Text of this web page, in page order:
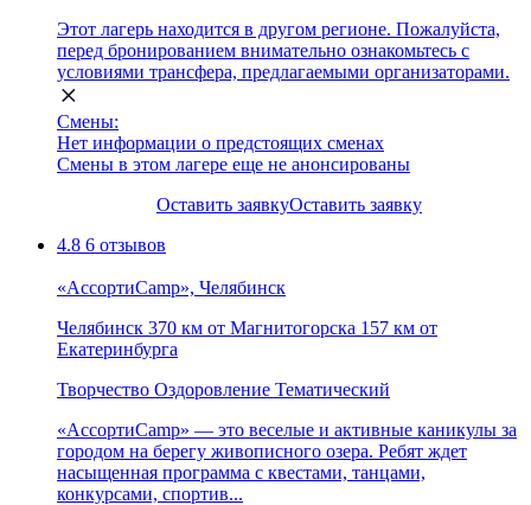
Этот лагерь находится в другом регионе. Пожалуйста,
перед бронированием внимательно ознакомьтесь с
условиями трансфера, предлагаемыми организаторами.
Смены:
Нет информации о предстоящих сменах
Смены в этом лагере еще не анонсированы
Оставить заявкуОставить заявку
4.8 6 отзывов
«АссортиCamp», Челябинск
Челябинск 370 км от Магнитогорска 157 км от
Екатеринбурга
Творчество Оздоровление Тематический
«АссортиCamp» — это веселые и активные каникулы за
городом на берегу живописного озера. Ребят ждет
насыщенная программа с квестами, танцами,
конкурсами, спортив...